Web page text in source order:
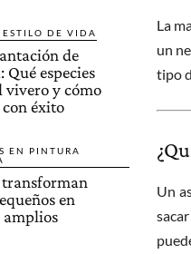
DE VIDA
de
especies
vivero y cómo
éxito
EN PINTURA
transforman
en
amplios
La
un
tipo
Un